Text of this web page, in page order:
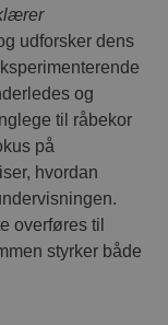
udforsker dens
og
til råbekor
på
hvordan
overføres til
styrker både